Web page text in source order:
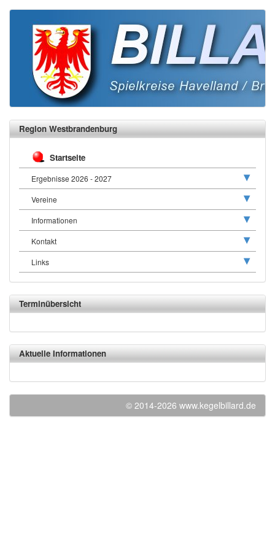
Region Westbrandenburg
Startseite
Ergebnisse 2026 - 2027
Vereine
Informationen
Kontakt
Links
Terminübersicht
Aktuelle Informationen
© 2014-2026 www.kegelbillard.de